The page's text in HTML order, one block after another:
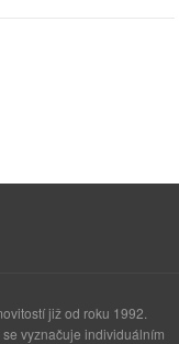
již od roku 1992.
vyznačuje individuálním